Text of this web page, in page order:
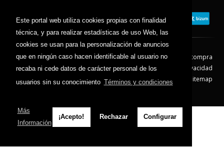
Este portal web utiliza cookies propias con finalidad
técnica, y para realizar estadísticas de uso Web, las
cookies se usan para la personalización de anuncios
que en ningún caso hacen identificable al usuario no
recaba ni cede datos de carácter personal de los
usuarios sin su conocimiento Términos y condiciones
Más
Información
¡Acepto! Rechazar Configurar
Contacto Aviso Legal
Condiciones de compra
Política de envíos
Política de devolución
Política de Privacidad
Política de Cookies
Sitemap